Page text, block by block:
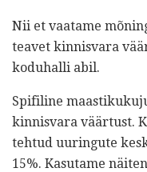
Nii et vaatame
teavet kinnisvara
koduhalli abil.
Spifiline
kinnisvara väärtust.
tehtud uuringute
15%. Kasutame